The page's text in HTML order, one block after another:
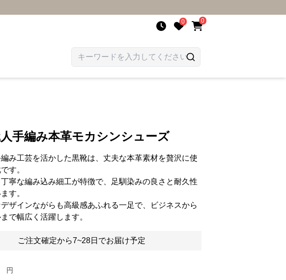
0 0
手編み本革モカシンシューズ
み工芸を活かした黒靴は、丈夫な本革素材を贅沢に使
す。
寧な編み込み細工が特徴で、足馴染みの良さと耐久性
す。
ザインながらも高級感あふれる一足で、ビジネスから
で幅広く活躍します。
ご注文確定から7~28日でお届け予定
円